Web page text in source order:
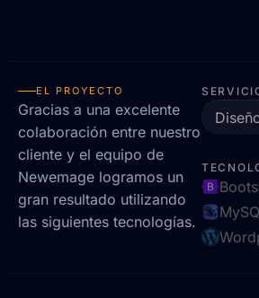
EL PROYECTO
Gracias a una excelente
colaboración entre nuestro
cliente y el equipo de
Newemage logramos un
gran resultado utilizando
las siguientes tecnologías.